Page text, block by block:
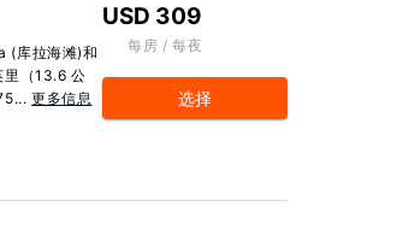
(库拉海滩)和
里（13.6 公
更多信息
USD 309
每房 / 每夜
选择